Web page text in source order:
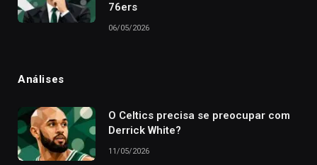
76ers
06/05/2026
Análises
O Celtics precisa se preocupar com
Derrick White?
11/05/2026